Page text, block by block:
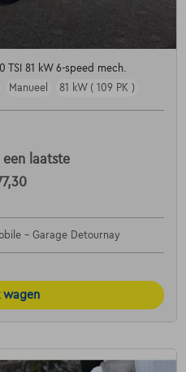
TSI 81 kW 6-speed mech.
Manueel 81 kW ( 109 PK )
een laatste
- Garage Detournay
wagen